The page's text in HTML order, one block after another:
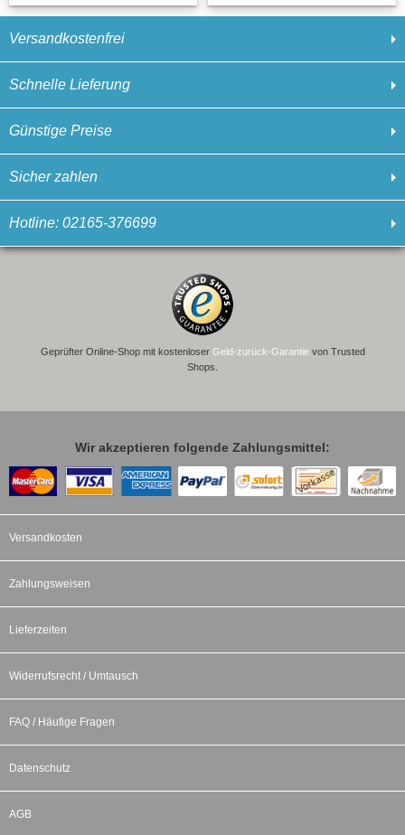
Versandkostenfrei
Schnelle Lieferung
Günstige Preise
Sicher zahlen
Hotline: 02165-376699
Geprüfter Online-Shop mit kostenloser Geld-zurück-Garantievon Trusted
Shops.
Wir akzeptieren folgende Zahlungsmittel:
Versandkosten
Zahlungsweisen
Lieferzeiten
Widerrufsrecht / Umtausch
FAQ / Häufige Fragen
Datenschutz
AGB